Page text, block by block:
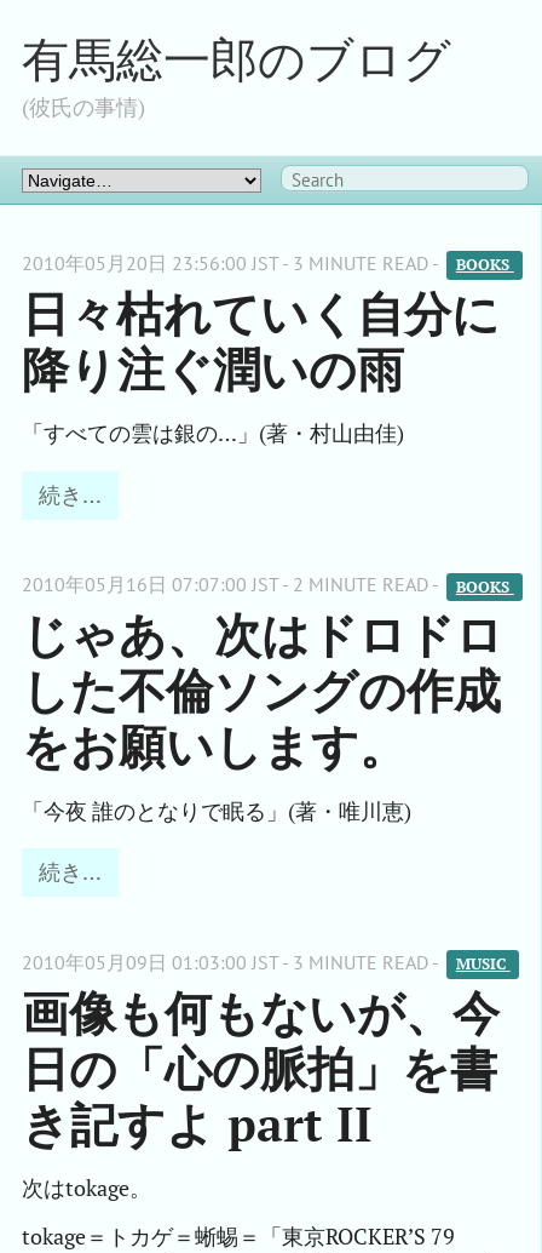
有馬総一郎のブログ
(彼氏の事情)
2010年05月20日 23:56:00 JST - 3 MINUTE READ - BOOKS
日々枯れていく自分に
降り注ぐ潤いの雨
「すべての雲は銀の…」(著・村山由佳)
続き…
2010年05月16日 07:07:00 JST - 2 MINUTE READ - BOOKS
じゃあ、次はドロドロ
した不倫ソングの作成
をお願いします。
「今夜 誰のとなりで眠る」(著・唯川恵)
続き…
2010年05月09日 01:03:00 JST - 3 MINUTE READ - MUSIC
画像も何もないが、今
日の「心の脈拍」を書
き記すよ part II
次はtokage。
tokage＝トカゲ＝蜥蜴＝「東京ROCKER’S 79